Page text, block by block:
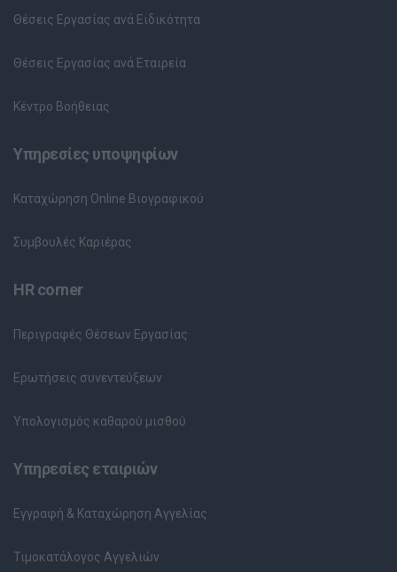
Θέσεις Εργασίας ανά Ειδικότητα
Θέσεις Εργασίας ανά Εταιρεία
Κέντρο Βοήθειας
Υπηρεσίες υποψηφίων
Καταχώρηση Online Βιογραφικού
Συμβουλές Καριέρας
HR corner
Περιγραφές Θέσεων Εργασίας
Ερωτήσεις συνεντεύξεων
Υπολογισμός καθαρού μισθού
Υπηρεσίες εταιριών
Εγγραφή & Καταχώρηση Αγγελίας
Τιμοκατάλογος Αγγελιών